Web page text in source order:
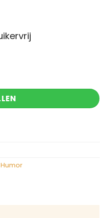
zijn is ook maar
Humor